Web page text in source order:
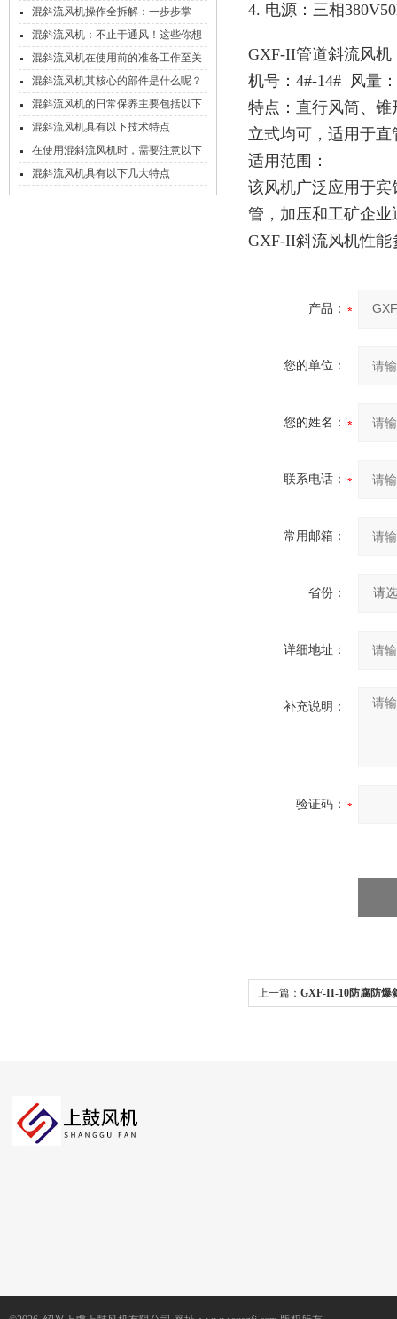
混斜流风机操作全拆解：一步步掌
握，新手也能稳稳上手！
混斜流风机：不止于通风！这些你想
不到的领域，它早已成核心担当
混斜流风机在使用前的准备工作至关
重要
混斜流风机其核心的部件是什么呢？
混斜流风机的日常保养主要包括以下
几个方面
混斜流风机具有以下技术特点
在使用混斜流风机时，需要注意以下
事项
混斜流风机具有以下几大特点
4. 电源：三相
GXF-II管道斜流风机
机号：4#-14# 风量：
特点：直行风筒、
立式均可，适用于
适用范围：
该风机广泛应用于
管，加压和工矿企业
GXF-II斜流风机性能
产品：
您的单位：
您的姓名：
联系电话：
常用邮箱：
省份：
详细地址：
补充说明：
验证码：
上一篇： GXF-II-10防腐防爆